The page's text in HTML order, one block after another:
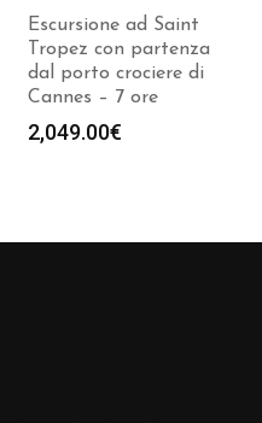
Escursione ad Saint
Tropez con partenza
dal porto crociere di
Cannes – 7 ore
2,049.00€